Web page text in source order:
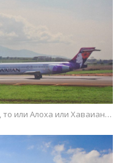
то или Алоха или Хаваиан…